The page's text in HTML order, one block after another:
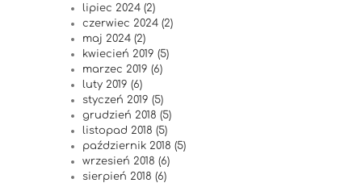
lipiec 2024 (2)
czerwiec 2024 (2)
maj 2024 (2)
kwiecień 2019 (5)
marzec 2019 (6)
luty 2019 (6)
styczeń 2019 (5)
grudzień 2018 (5)
listopad 2018 (5)
październik 2018 (5)
wrzesień 2018 (6)
sierpień 2018 (6)